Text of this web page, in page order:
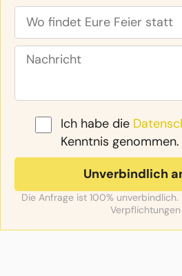
Ich habe die
Kenntnis genommen.
Die Anfrage ist 100%
Verpflichtungen